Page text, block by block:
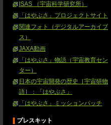
ISAS （宇宙科学研究所）
「はやぶさ」プロジェクトサイト
関連フォト（デジタルアーカイブ
ス）
JAXA動画
「はやぶさ」物語（宇宙教育セン
ター）
日本の宇宙開発の歴史［宇宙研物
語］：「はやぶさ」
「はやぶさ」ミッションパッチ
プレスキット